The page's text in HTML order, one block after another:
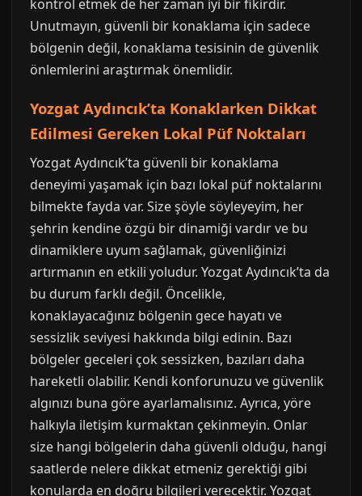
kontrol etmek de her zaman iyi bir fikirdir.
Unutmayın, güvenli bir konaklama için sadece
bölgenin değil, konaklama tesisinin de güvenlik
önlemlerini araştırmak önemlidir.
Yozgat Aydıncık’ta Konaklarken Dikkat
Edilmesi Gereken Lokal Püf Noktaları
Yozgat Aydıncık’ta güvenli bir konaklama
deneyimi yaşamak için bazı lokal püf noktalarını
bilmekte fayda var. Size şöyle söyleyeyim, her
şehrin kendine özgü bir dinamiği vardır ve bu
dinamiklere uyum sağlamak, güvenliğinizi
artırmanın en etkili yoludur. Yozgat Aydıncık’ta da
bu durum farklı değil. Öncelikle,
konaklayacağınız bölgenin gece hayatı ve
sessizlik seviyesi hakkında bilgi edinin. Bazı
bölgeler geceleri çok sessizken, bazıları daha
hareketli olabilir. Kendi konforunuzu ve güvenlik
algınızı buna göre ayarlamalısınız. Ayrıca, yöre
halkıyla iletişim kurmaktan çekinmeyin. Onlar
size hangi bölgelerin daha güvenli olduğu, hangi
saatlerde nelere dikkat etmeniz gerektiği gibi
konularda en doğru bilgileri verecektir. Yozgat